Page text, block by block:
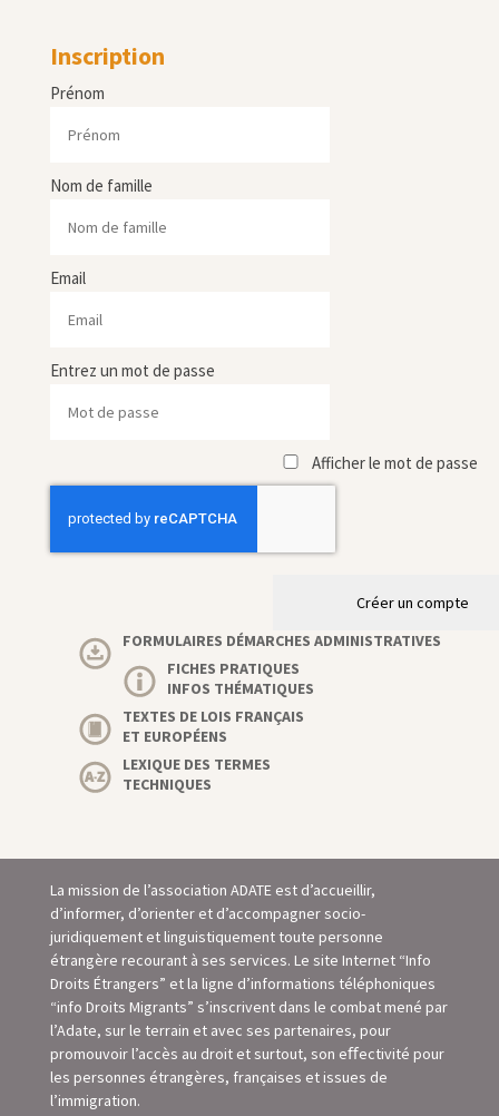
Inscription
Prénom
Nom de famille
Email
Entrez un mot de passe
Afficher le mot de passe
Créer un compte
FORMULAIRES DÉMARCHES ADMINISTRATIVES
FICHES PRATIQUES
INFOS THÉMATIQUES
TEXTES DE LOIS FRANÇAIS
ET EUROPÉENS
LEXIQUE DES TERMES
TECHNIQUES
La mission de l’association ADATE est d’accueillir,
d’informer, d’orienter et d’accompagner socio-
juridiquement et linguistiquement toute personne
étrangère recourant à ses services. Le site Internet “Info
Droits Étrangers” et la ligne d’informations téléphoniques
“info Droits Migrants” s’inscrivent dans le combat mené par
l’Adate, sur le terrain et avec ses partenaires, pour
promouvoir l’accès au droit et surtout, son eﬀectivité pour
les personnes étrangères, françaises et issues de
l’immigration.